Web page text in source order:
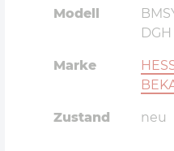
Modell
Marke
Zustand neu